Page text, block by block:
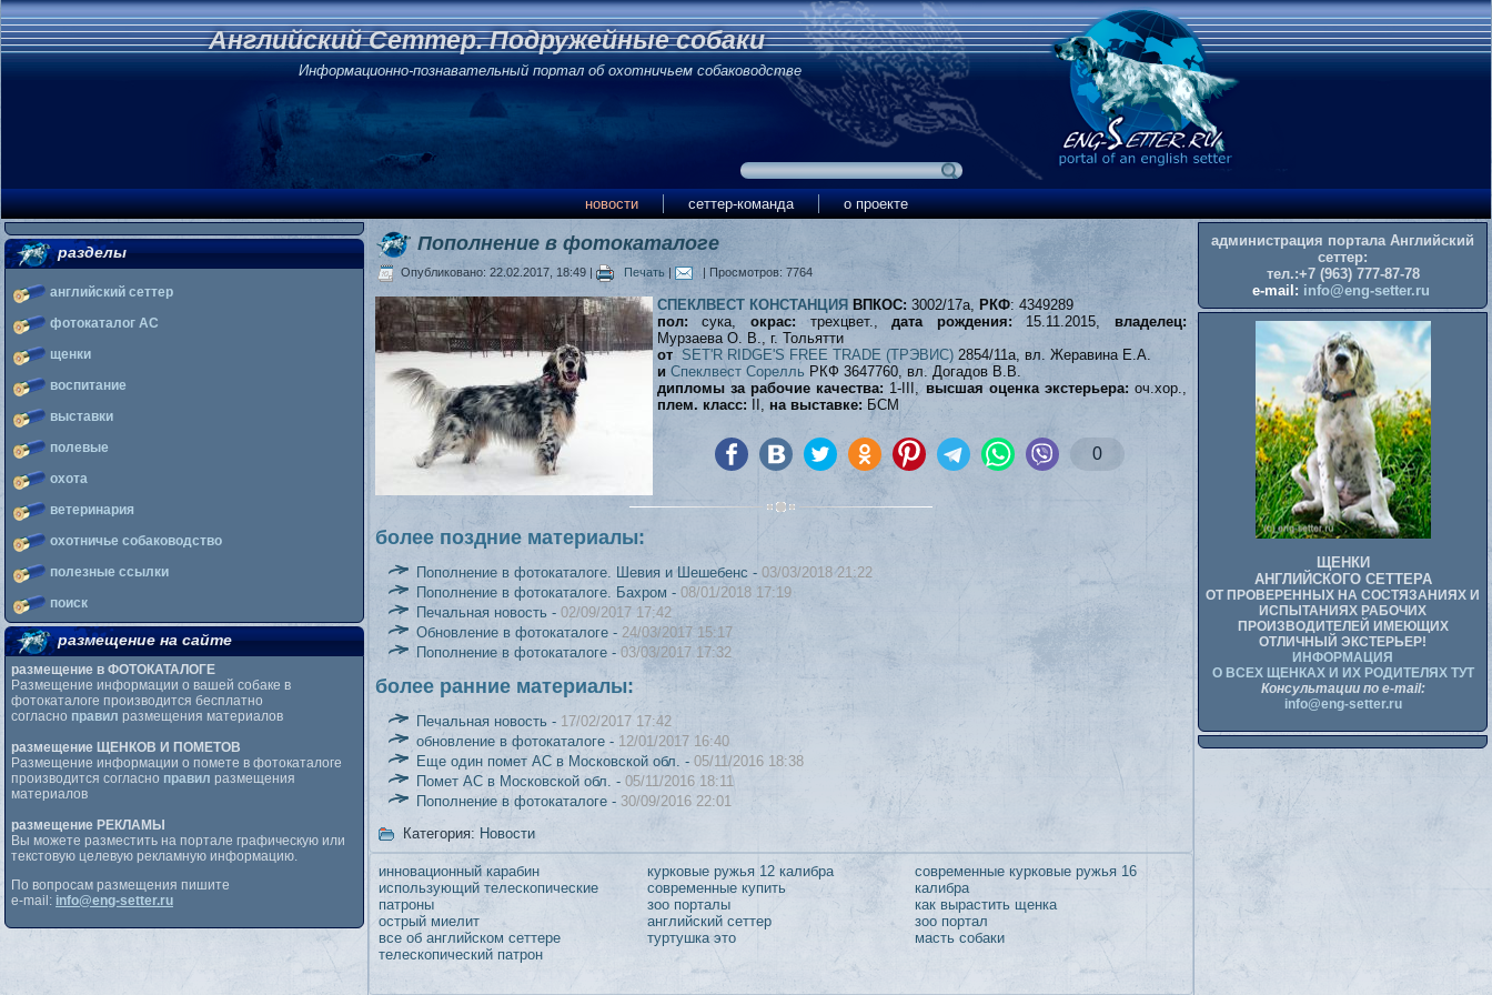
Английский Сеттер. Подружейные собаки
Информационно-познавательный портал об охотничьем собаководстве
новости сеттер-команда о проекте
разделы
английский сеттер
фотокаталог АС
щенки
воспитание
выставки
полевые
охота
ветеринария
охотничье собаководство
полезные ссылки
поиск
размещение на сайте
размещение в ФОТОКАТАЛОГЕ
Размещение информации о вашей собаке в
фотокаталоге производится бесплатно
согласно правил размещения материалов
размещение ЩЕНКОВ И ПОМЕТОВ
Размещение информации о помете в фотокаталоге
производится согласно правил размещения
материалов
размещение РЕКЛАМЫ
Вы можете разместить на портале графическую или
текстовую целевую рекламную информацию.
По вопросам размещения пишите
e-mail: info@eng-setter.ru
Пополнение в фотокаталоге
Опубликовано: 22.02.2017, 18:49 | Печать | | Просмотров: 7764
СПЕКЛВЕСТ КОНСТАНЦИЯ ВПКОС: 3002/17а, РКФ: 4349289
пол: сука,окрас: трехцвет.,дата рождения:15.11.2015, владелец:
Мурзаева О. В., г. Тольятти
от SET'R RIDGE'S FREE TRADE (ТРЭВИС)2854/11а, вл. Жеравина Е.А.
и Спеклвест Сорелль РКФ 3647760, вл. Догадов В.В.
дипломы за рабочие качества: 1-III, высшая оценка экстерьера: оч.хор.,
плем. класс: II, на выставке: БСМ
0
более поздние материалы:
Пополнение в фотокаталоге. Шевия и Шешебенс - 03/03/2018 21:22
Пополнение в фотокаталоге. Бахром - 08/01/2018 17:19
Печальная новость - 02/09/2017 17:42
Обновление в фотокаталоге - 24/03/2017 15:17
Пополнение в фотокаталоге - 03/03/2017 17:32
более ранние материалы:
Печальная новость - 17/02/2017 17:42
обновление в фотокаталоге - 12/01/2017 16:40
Еще один помет АС в Московской обл. - 05/11/2016 18:38
Помет АС в Московской обл. - 05/11/2016 18:11
Пополнение в фотокаталоге - 30/09/2016 22:01
Категория: Новости
инновационный карабин
использующий телескопические
патроны
острый миелит
все об английском сеттере
телескопический патрон
курковые ружья 12 калибра
современные купить
зоо порталы
английский сеттер
туртушка это
современные курковые ружья 16
калибра
как вырастить щенка
зоо портал
масть собаки
администрация портала Английский
сеттер:
тел.:+7 (963) 777-87-78
e-mail: info@eng-setter.ru
ЩЕНКИ
АНГЛИЙСКОГО СЕТТЕРА
ОТ ПРОВЕРЕННЫХ НА СОСТЯЗАНИЯХ И
ИСПЫТАНИЯХ РАБОЧИХ
ПРОИЗВОДИТЕЛЕЙ ИМЕЮЩИХ
ОТЛИЧНЫЙ ЭКСТЕРЬЕР!
ИНФОРМАЦИЯ
О ВСЕХ ЩЕНКАХ И ИХ РОДИТЕЛЯХ ТУТ
Консультации по e-mail:
info@eng-setter.ru